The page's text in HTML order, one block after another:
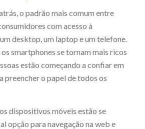
o padrão mais comum entre
com acesso à
desktop, um laptop e um telefone.
smartphones se tornam mais ricos
estão começando a confiar em
preencher o papel de todos os
dispositivos móveis estão se
opção para navegação na web e